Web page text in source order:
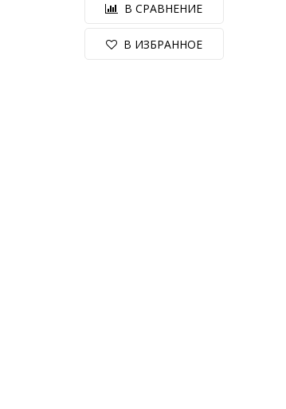
В СРАВНЕНИЕ
В ИЗБРАННОЕ